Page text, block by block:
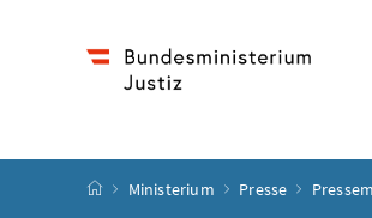
Startseite
Ministerium Presse